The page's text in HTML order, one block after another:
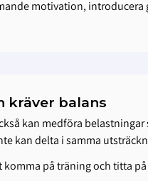
motivation,
kräver balans
kan medföra
kan delta i samma
på träning och titta